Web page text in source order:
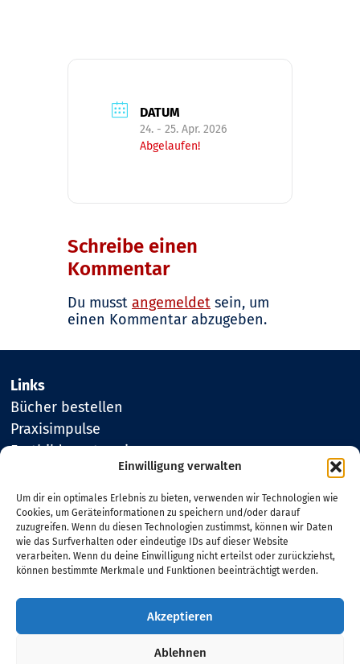
Einwilligung verwalten
Um dir ein optimales Erlebnis zu bieten, verwenden wir Technologien wie
Cookies, um Geräteinformationen zu speichern und/oder darauf
zuzugreifen. Wenn du diesen Technologien zustimmst, können wir Daten
wie das Surfverhalten oder eindeutige IDs auf dieser Website
verarbeiten. Wenn du deine Einwilligung nicht erteilst oder zurückziehst,
können bestimmte Merkmale und Funktionen beeinträchtigt werden.
Akzeptieren
Ablehnen
DATUM
24. - 25. Apr. 2026
Abgelaufen!
Schreibe einen
Kommentar
Du musst angemeldet sein, um
einen Kommentar abzugeben.
Links
Bücher bestellen
Praxisimpulse
Fortbildungstermine
Kontakt
Elisabeth Buck
Schindholzweg 24
96194 Walsdorf/Erlau
Tel. 09549 980478
Impressum